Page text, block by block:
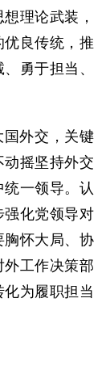
理论武装，
良传统，推
勇于担当、
外交，关键
摇坚持外交
一领导。认
化党领导对
怀大局、协
外工作决策部
为履职担当